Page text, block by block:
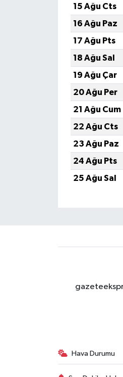
15 Ağu Cts
16 Ağu Paz
17 Ağu Pts
18 Ağu Sal
19 Ağu Çar
20 Ağu Per
21 Ağu Cum
22 Ağu Cts
23 Ağu Paz
24 Ağu Pts
25 Ağu Sal
Hava Durumu